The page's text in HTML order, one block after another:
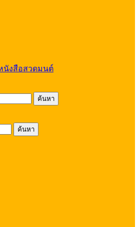
ค้นหา
ค้นหา